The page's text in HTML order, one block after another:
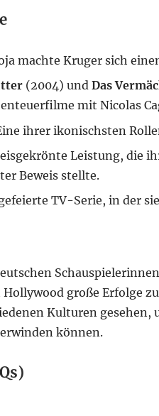
machte Kruger sich
(2004) und Das
mit Nicolas
ihrer ikonischsten
Leistung, die
Beweis stellte.
TV-Serie, in der
große Erfolge
Kulturen gesehen,
können.